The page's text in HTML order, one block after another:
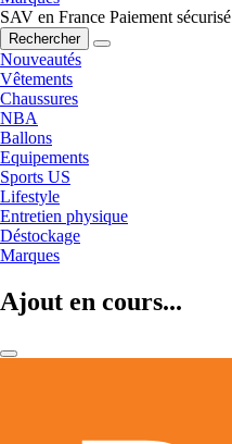
SAV en France Paiement sécurisé
Rechercher
Nouveautés
Vêtements
Chaussures
NBA
Ballons
Equipements
Sports US
Lifestyle
Entretien physique
Déstockage
Marques
Ajout en cours...